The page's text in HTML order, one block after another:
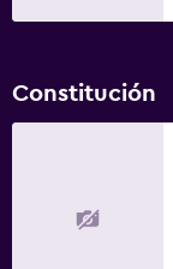
Constitución